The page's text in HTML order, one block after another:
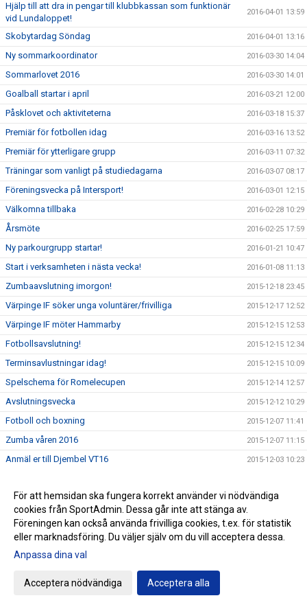
Hjälp till att dra in pengar till klubbkassan som funktionär
vid Lundaloppet!
2016-04-01 13:59
Skobytardag Söndag 2016-04-01 13:16
Ny sommarkoordinator 2016-03-30 14:04
Sommarlovet 2016 2016-03-30 14:01
Goalball startar i april 2016-03-21 12:00
Påsklovet och aktiviteterna 2016-03-18 15:37
Premiär för fotbollen idag 2016-03-16 13:52
Premiär för ytterligare grupp 2016-03-11 07:32
Träningar som vanligt på studiedagarna 2016-03-07 08:17
Föreningsvecka på Intersport! 2016-03-01 12:15
Välkomna tillbaka 2016-02-28 10:29
Årsmöte 2016-02-25 17:59
Ny parkourgrupp startar! 2016-01-21 10:47
Start i verksamheten i nästa vecka! 2016-01-08 11:13
Zumbaavslutning imorgon! 2015-12-18 23:45
Värpinge IF söker unga voluntärer/frivilliga 2015-12-17 12:52
Värpinge IF möter Hammarby 2015-12-15 12:53
Fotbollsavslutning! 2015-12-15 12:34
Terminsavlustningar idag! 2015-12-15 10:09
Spelschema för Romelecupen 2015-12-14 12:57
Avslutningsvecka 2015-12-12 10:29
Fotboll och boxning 2015-12-07 11:41
Zumba våren 2016 2015-12-07 11:15
Anmäl er till Djembel VT16 2015-12-03 10:23
Gräsroten - tack! 2015-11-10 16:41
Vi påminner våra medlemmar... 2015-10-27 12:29
"Kul med Babs" ikväll 2015-10-27 11:11
Djembel - nytt i Värpinge
Förändringar i träningstiderna under lovet
För att hemsidan ska fungera korrekt använder vi nödvändiga
cookies från SportAdmin. Dessa går inte att stänga av.
Föreningen kan också använda frivilliga cookies, t.ex. för statistik
eller marknadsföring. Du väljer själv om du vill acceptera dessa.
Anpassa dina val
Acceptera nödvändiga Acceptera alla